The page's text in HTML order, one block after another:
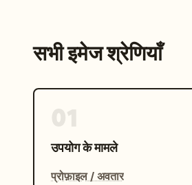
सभी इमेज श्रेणियाँ
उपयोग के मामले
प्रोफ़ाइल / अवतार